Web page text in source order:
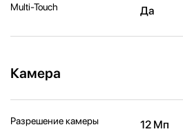
Multi-Touch Да
Камера
Разрешение камеры 12 Мп